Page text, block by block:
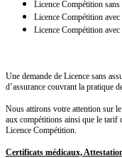
Licence Compétition
Licence Compétition
Licence Compétition
Une demande de Licence sans
d’assurance couvrant la pratique
Nous attirons votre attention sur
aux compétitions ainsi que le tarif
Licence Compétition.
Certificats médicaux,